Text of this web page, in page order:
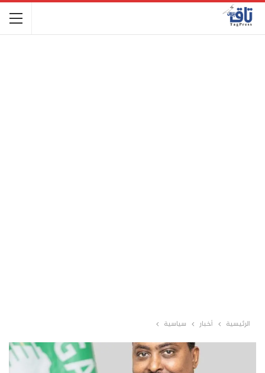
الرئيسية أخبار سياسية